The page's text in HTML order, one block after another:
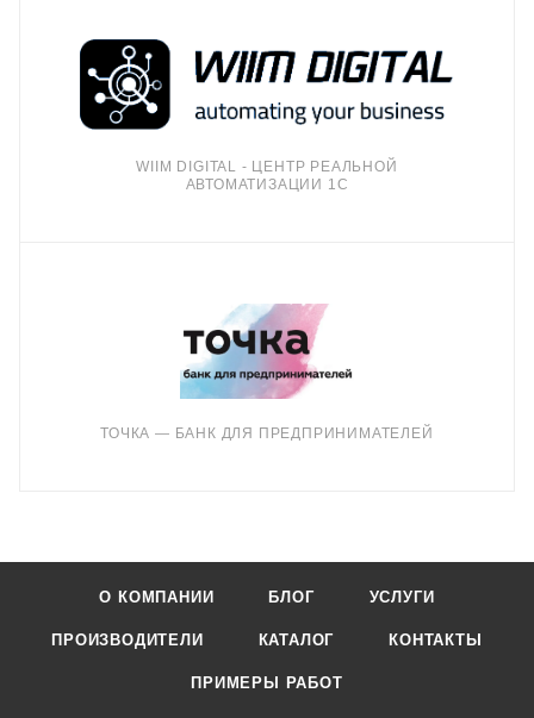
WIIM DIGITAL - ЦЕНТР РЕАЛЬНОЙ
АВТОМАТИЗАЦИИ 1С
ТОЧКА — БАНК ДЛЯ ПРЕДПРИНИМАТЕЛЕЙ
О КОМПАНИИ БЛОГ УСЛУГИ
ПРОИЗВОДИТЕЛИ КАТАЛОГ КОНТАКТЫ
ПРИМЕРЫ РАБОТ